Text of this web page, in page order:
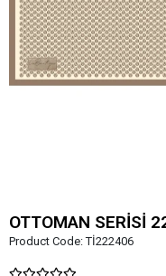
OTTOMAN SERİSİ
Product Code:Tİ222406